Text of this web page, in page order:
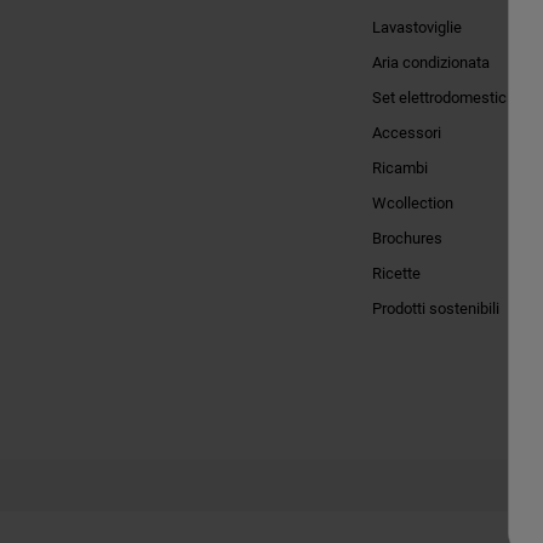
Lavastoviglie
Aria condizionata
Set elettrodomestici
Accessori
Ricambi
Wcollection
Brochures
Ricette
Prodotti sostenibili